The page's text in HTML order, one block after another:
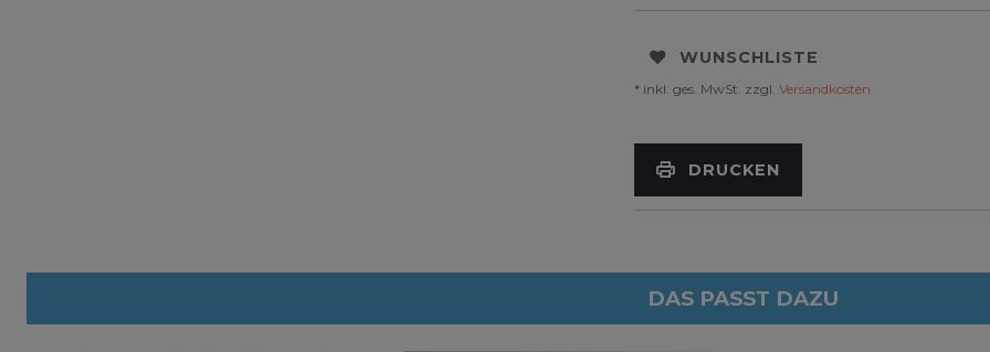
WUNSCHLISTE
* inkl. ges. MwSt. zzgl. Versandkosten
DRUCKEN
DAS PASST DAZU